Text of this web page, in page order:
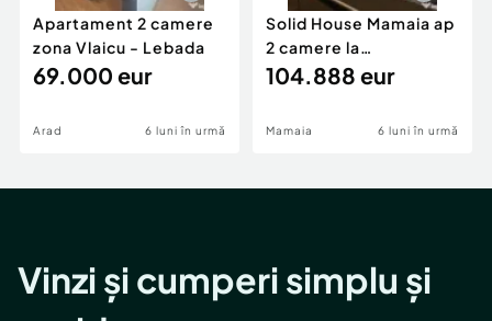
Apartament 2 camere
zona Vlaicu - Lebada
69.000 eur
Arad 6 luni în urmă
Solid House Mamaia ap
2 camere la
cheie,langa Mega
104.888 eur
Mamaia 6 luni în urmă
Vinzi și cumperi simplu și